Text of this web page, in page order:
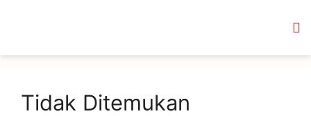
Tidak Ditemukan